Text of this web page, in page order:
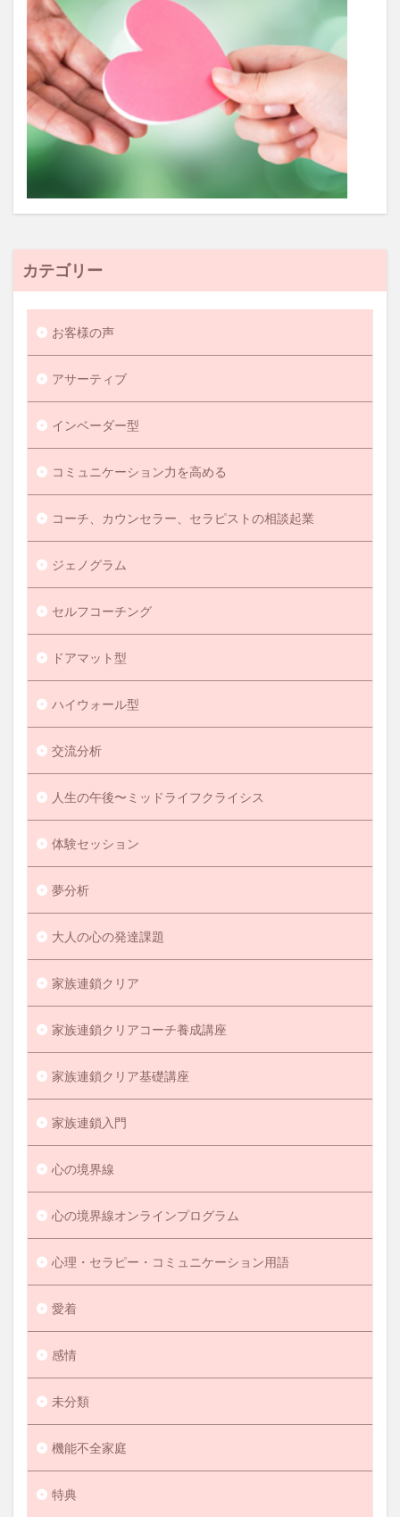
カテゴリー
お客様の声
アサーティブ
インベーダー型
コミュニケーション力を高める
コーチ、カウンセラー、セラピストの相談起業
ジェノグラム
セルフコーチング
ドアマット型
ハイウォール型
交流分析
人生の午後〜ミッドライフクライシス
体験セッション
夢分析
大人の心の発達課題
家族連鎖クリア
家族連鎖クリアコーチ養成講座
家族連鎖クリア基礎講座
家族連鎖入門
心の境界線
心の境界線オンラインプログラム
心理・セラピー・コミュニケーション用語
愛着
感情
未分類
機能不全家庭
特典